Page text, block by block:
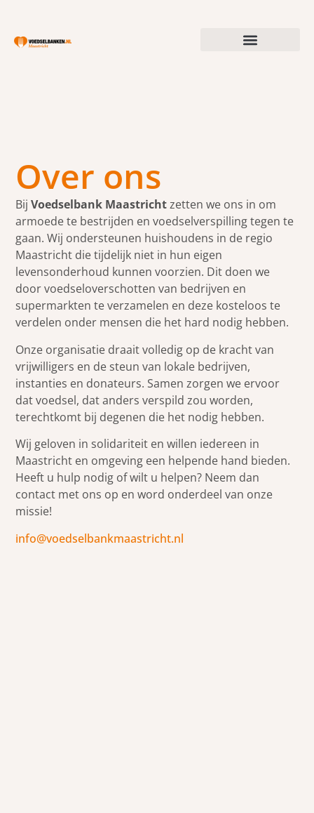
Over ons
BijVoedselbank Maastrichtzetten we ons in om
armoede te bestrijden en voedselverspilling tegen te
gaan. Wij ondersteunen huishoudens in de regio
Maastricht die tijdelijk niet in hun eigen
levensonderhoud kunnen voorzien. Dit doen we
door voedseloverschotten van bedrijven en
supermarkten te verzamelen en deze kosteloos te
verdelen onder mensen die het hard nodig hebben.
Onze organisatie draait volledig op de kracht van
vrijwilligers en de steun van lokale bedrijven,
instanties en donateurs. Samen zorgen we ervoor
dat voedsel, dat anders verspild zou worden,
terechtkomt bij degenen die het nodig hebben.
Wij geloven in solidariteit en willen iedereen in
Maastricht en omgeving een helpende hand bieden.
Heeft u hulp nodig of wilt u helpen? Neem dan
contact met ons op en word onderdeel van onze
missie!
info@voedselbankmaastricht.nl